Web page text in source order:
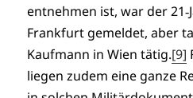
entnehmen ist, war der
Frankfurt gemeldet, aber
Kaufmann in Wien tätig.[9]
liegen zudem eine ganze